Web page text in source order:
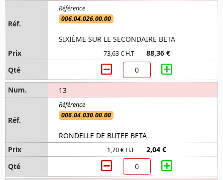
006.04.026.00.00
SIXIÈME SUR LE SECONDAIRE BETA
73,63 € H.T 88,36 €
13
006.04.030.00.00
RONDELLE DE BUTEE BETA
1,70 € H.T 2,04 €